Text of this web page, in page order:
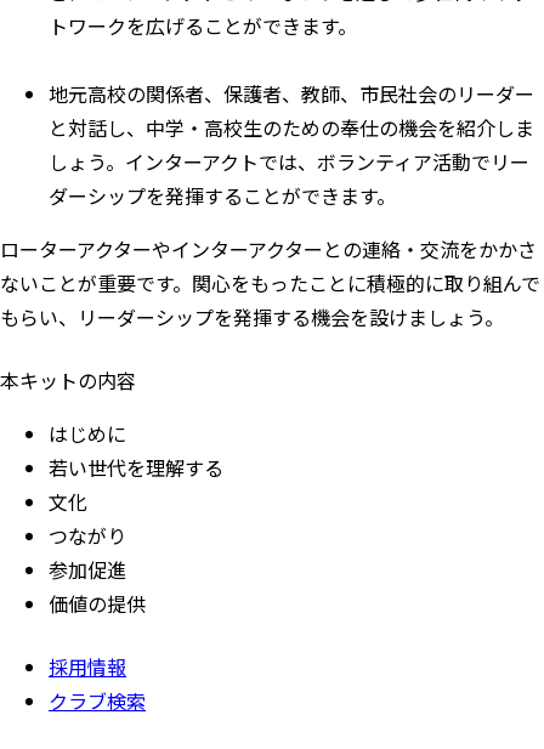
トワークを広げることができます。
地元高校の関係者、保護者、教師、市民社会のリーダー
と対話し、中学・高校生のための奉仕の機会を紹介しま
しょう。 インターアクトでは、ボランティア活動でリー
ダーシップを発揮することができます。
ローターアクターやインターアクターとの連絡・交流をかかさ
ないことが重要です。関心をもったことに積極的に取り組んで
もらい、リーダーシップを発揮する機会を設けましょう。
本キットの内容
はじめに
若い世代を理解する
文化
つながり
参加促進
価値の提供
採用情報
クラブ検索